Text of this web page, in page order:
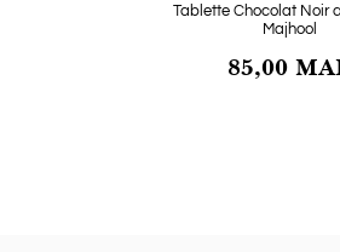
Tablette Chocolat Noir
Majhool
85,00